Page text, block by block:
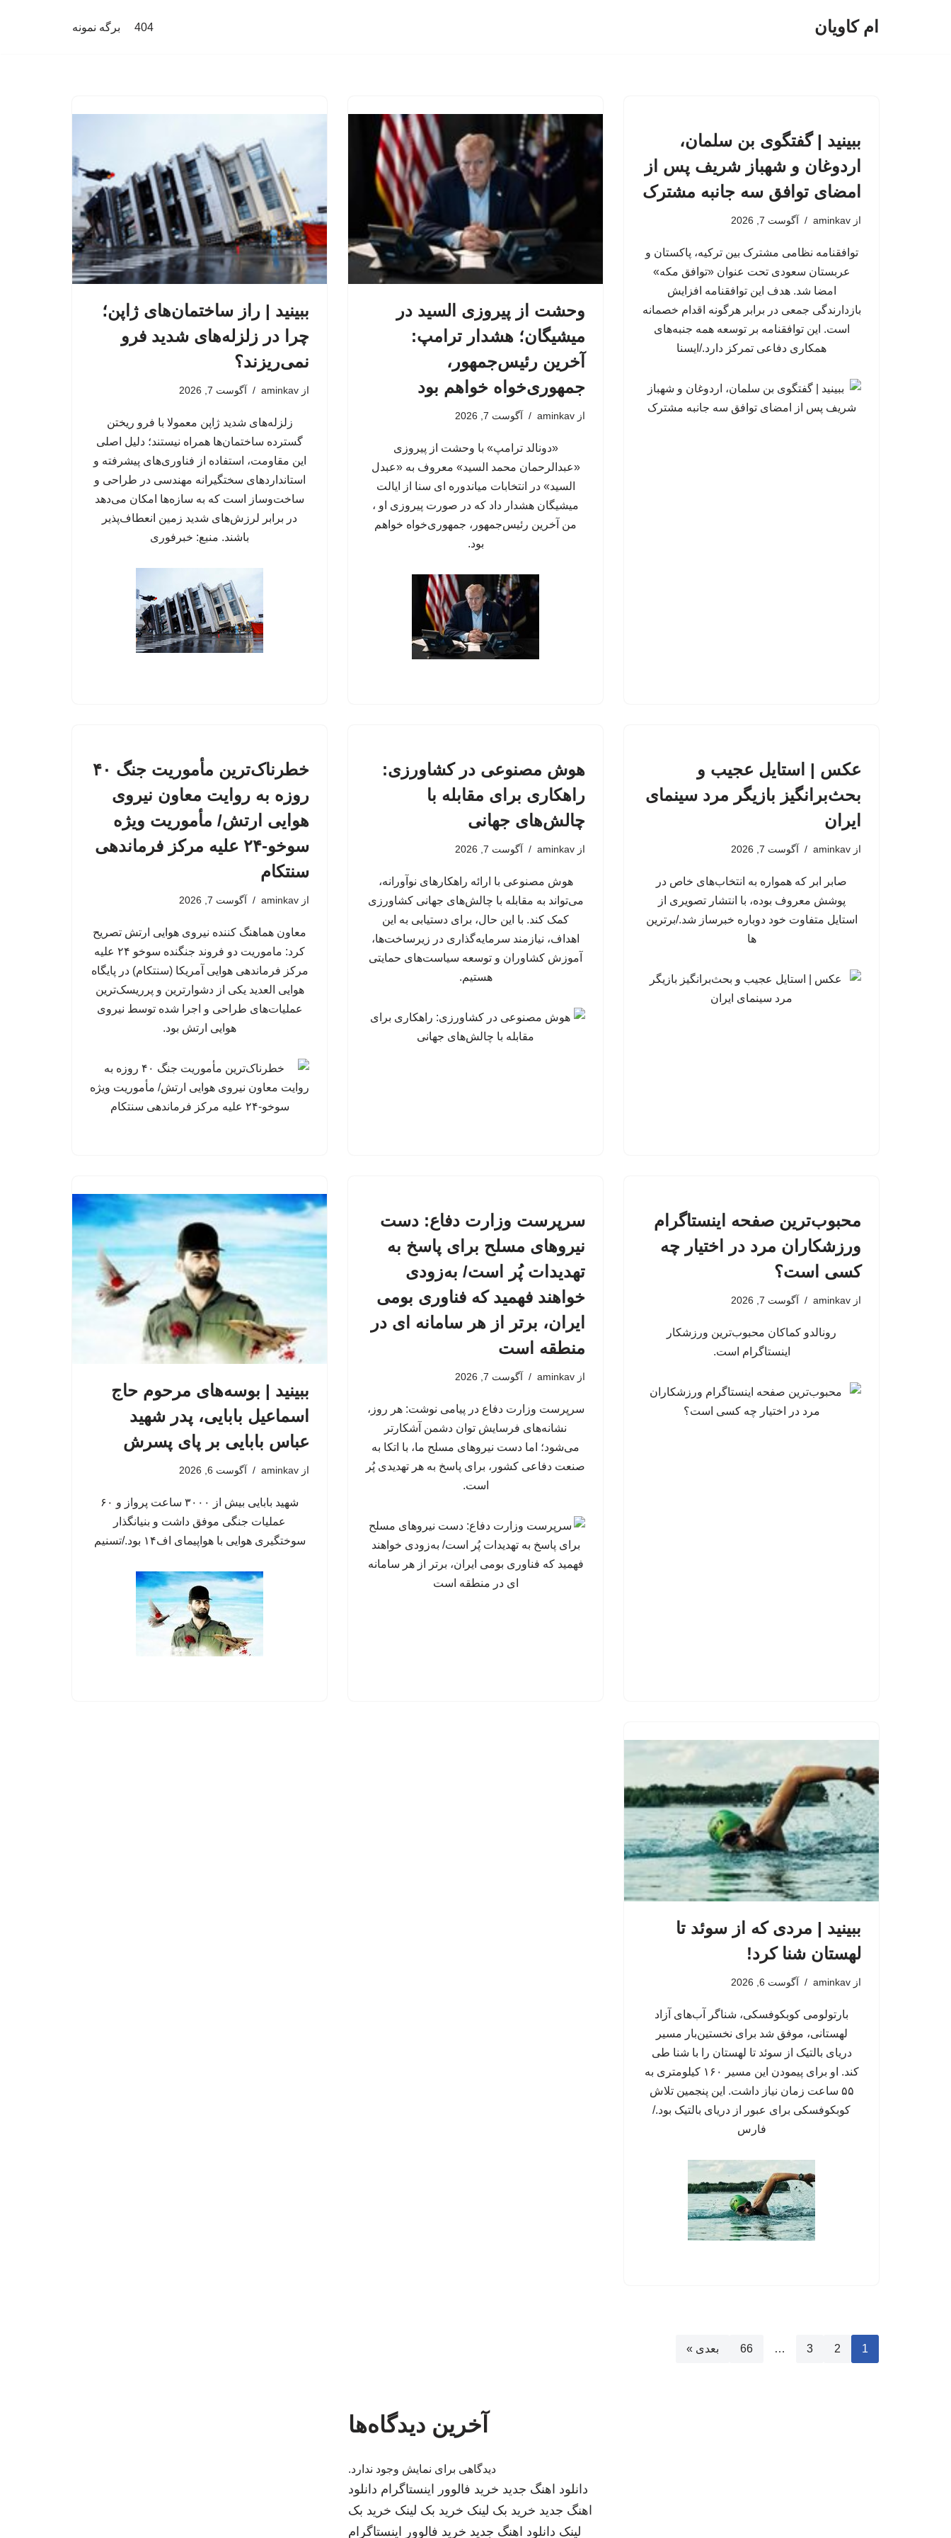
ام کاویان 404 برگه نمونه
ببینید | گفتگوی بن سلمان،
اردوغان و شهباز شریف پس از
امضای توافق سه جانبه مشترک
از aminkav آگوست 7, 2026
توافقنامه نظامی مشترک بین ترکیه، پاکستان و
عربستان سعودی تحت عنوان «توافق مکه»
امضا شد. هدف این توافقنامه افزایش
بازدارندگی جمعی در برابر هرگونه اقدام خصمانه
است. این توافقنامه بر توسعه همه جنبه‌های
همکاری دفاعی تمرکز دارد./ایسنا
وحشت از پیروزی السید در
میشیگان؛ هشدار ترامپ:
آخرین رئیس‌جمهور،
جمهوری‌خواه خواهم بود
از aminkav آگوست 7, 2026
«دونالد ترامپ» با وحشت از پیروزی
«عبدالرحمان محمد السید» معروف به «عبدل
السید» در انتخابات میاندوره ای سنا از ایالت
میشیگان هشدار داد که در صورت پیروزی او ،
من آخرین رئیس‌جمهور، جمهوری‌‍‌خواه خواهم
بود.
ببینید | راز ساختمان‌های ژاپن؛
چرا در زلزله‌های شدید فرو
نمی‌ریزند؟
از aminkav آگوست 7, 2026
زلزله‌های شدید ژاپن معمولا با فرو ریختن
گسترده ساختمان‌ها همراه نیستند؛ دلیل اصلی
این مقاومت، استفاده از فناوری‌های پیشرفته و
استانداردهای سختگیرانه مهندسی در طراحی و
ساخت‌وساز است که به سازه‌ها امکان می‌دهد
در برابر لرزش‌های شدید زمین انعطاف‌پذیر
باشند. منبع: خبرفوری
عکس | استایل عجیب و
بحث‌برانگیز بازیگر مرد سینمای
ایران
از aminkav آگوست 7, 2026
صابر ابر که همواره به انتخاب‌های خاص در
پوشش معروف بوده، با انتشار تصویری از
استایل متفاوت خود دوباره خبرساز شد./برترین
ها
هوش مصنوعی در کشاورزی:
راهکاری برای مقابله با
چالش‌های جهانی
از aminkav آگوست 7, 2026
هوش مصنوعی با ارائه راهکارهای نوآورانه،
می‌تواند به مقابله با چالش‌های جهانی کشاورزی
کمک کند. با این حال، برای دستیابی به این
اهداف، نیازمند سرمایه‌گذاری در زیرساخت‌ها،
آموزش کشاوران و توسعه سیاست‌های حمایتی
هستیم.
خطرناک‌ترین مأموریت جنگ ۴۰
روزه به روایت معاون نیروی
هوایی ارتش/ مأموریت ویژه
سوخو-۲۴ علیه مرکز فرماندهی
سنتکام
از aminkav آگوست 7, 2026
معاون هماهنگ کننده نیروی هوایی ارتش تصریح
کرد: ماموریت دو فروند جنگنده سوخو ۲۴ علیه
مرکز فرماندهی هوایی آمریکا (سنتکام) در پایگاه
هوایی العدید یکی از دشوارترین و پرریسک‌ترین
عملیات‌های طراحی و اجرا شده توسط نیروی
هوایی ارتش بود.
محبوب‌ترین صفحه اینستاگرام
ورزشکاران مرد در اختیار چه
کسی است؟
از aminkav آگوست 7, 2026
رونالدو کماکان محبوب‌ترین ورزشکار
اینستاگرام است.
سرپرست وزارت دفاع: دست
نیروهای مسلح برای پاسخ به
تهدیدات پُر است/ به‌زودی
خواهند فهمید که فناوری بومی
ایران، برتر از هر سامانه ای در
منطقه است
از aminkav آگوست 7, 2026
سرپرست وزارت دفاع در پیامی نوشت: هر روز،
نشانه‌های فرسایش توان دشمن آشکارتر
می‌شود؛ اما دست نیروهای مسلح ما، با اتکا به
صنعت دفاعی کشور، برای پاسخ به هر تهدیدی پُر
است.
ببینید | بوسه‌های مرحوم حاج
اسماعیل بابایی، پدر شهید
عباس بابایی بر پای پسرش
از aminkav آگوست 6, 2026
شهید بابایی بیش از ۳۰۰۰ ساعت پرواز و ۶۰
عملیات جنگی موفق داشت و بنیانگذار
سوختگیری هوایی با هواپیمای اف۱۴ بود./تسنیم
ببینید | مردی که از سوئد تا
لهستان شنا کرد!
از aminkav آگوست 6, 2026
بارتولومی کوبکوفسکی، شناگر آب‌های آزاد
لهستانی، موفق شد برای نخستین‌بار مسیر
دریای بالتیک از سوئد تا لهستان را با شنا طی
کند. او برای پیمودن این مسیر ۱۶۰ کیلومتری به
۵۵ ساعت زمان نیاز داشت. این پنجمین تلاش
کوبکوفسکی برای عبور از دریای بالتیک بود./
فارس
1
2
3
…
66 بعدی »
آخرین دیدگاه‌ها
دیدگاهی برای نمایش وجود ندارد.
دانلود اهنگ جدید خرید فالوور اینستاگرام دانلود
اهنگ جدید خرید بک لینک خرید بک لینک خرید بک
لینک دانلود اهنگ جدید خرید فالوور اینستاگرام